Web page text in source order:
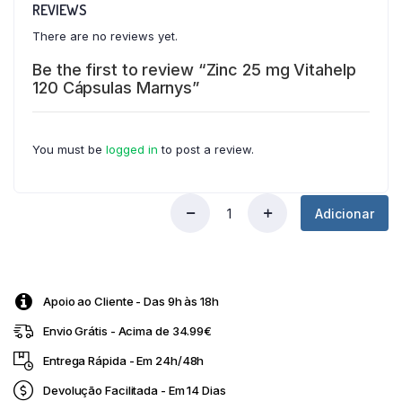
REVIEWS
There are no reviews yet.
Be the first to review “Zinc 25 mg Vitahelp
120 Cápsulas Marnys”
You must be logged in to post a review.
Cápsulas
quantity
Adicionar
Apoio ao Cliente - Das 9h às 18h
Envio Grátis - Acima de 34.99€
Entrega Rápida - Em 24h/48h
Devolução Facilitada - Em 14 Dias